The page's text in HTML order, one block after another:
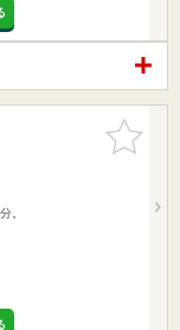
お気に入
りに追加
。